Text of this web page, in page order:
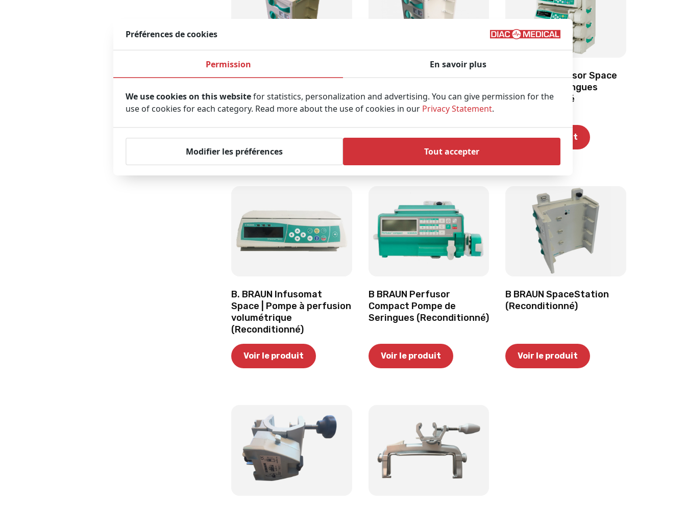
B BRAUN SpaceStation
Standard (Neuf et
recondionné)
Voir le produit
B BRAUN SpaceStation
(Reconditionné)
Voir le produit
B BRAUN Perfusor Space
Pompe de Seringues
(Reconditionné
Voir le produit
B. BRAUN Infusomat
Space | Pompe à perfusion
volumétrique
(Reconditionné)
Voir le produit
B BRAUN Perfusor
Compact Pompe de
Seringues (Reconditionné)
Voir le produit
B BRAUN SpaceStation
(Reconditionné)
Voir le produit
Préférences de cookies
Permission En savoir plus
We use cookies on this websitefor statistics, personalization and advertising. You can give permission for the
use of cookies for each category. Read more about the use of cookies in our Privacy Statement.
Modifier les préférences Tout accepter